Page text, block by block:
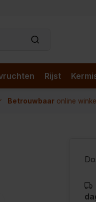
Rijst
Betrouwbaar online